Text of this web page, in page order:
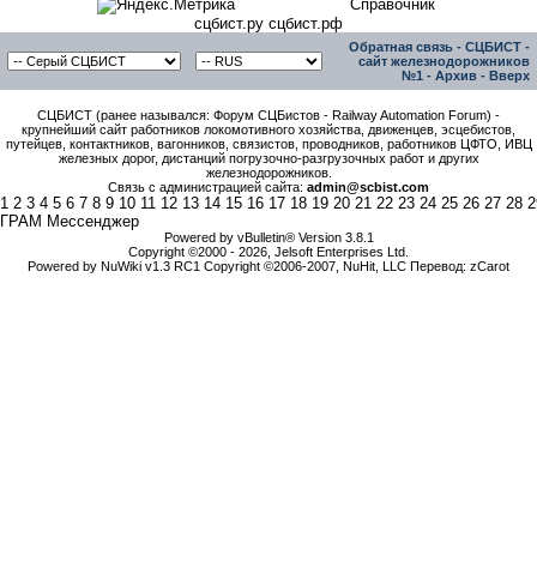
Справочник
сцбист.ру сцбист.рф
Обратная связь - СЦБИСТ -
сайт железнодорожников
№1 - Архив - Вверх
СЦБИСТ (ранее назывался: Форум СЦБистов - Railway Automation Forum) -
крупнейший сайт работников локомотивного хозяйства, движенцев, эсцебистов,
путейцев, контактников, вагонников, связистов, проводников, работников ЦФТО, ИВЦ
железных дорог, дистанций погрузочно-разгрузочных работ и других
железнодорожников.
Связь с администрацией сайта: admin@scbist.com
1 2 3 4 5 6 7 8 9 10 11 12 13 14 15 16 17 18 19 20 21 22 23 24 25 26 27 28
ГРАМ Мессенджер
Powered by vBulletin® Version 3.8.1
Copyright ©2000 - 2026, Jelsoft Enterprises Ltd.
Powered by NuWiki v1.3 RC1 Copyright ©2006-2007, NuHit, LLC Перевод: zCarot